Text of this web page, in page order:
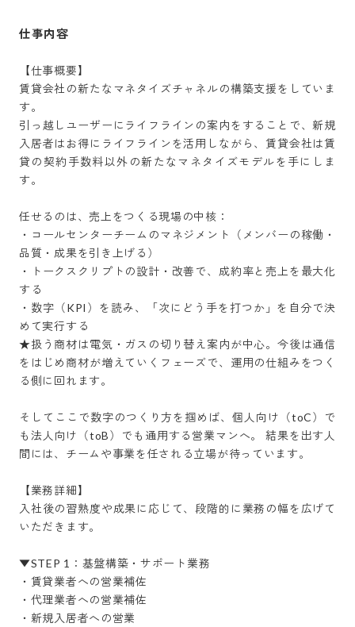
仕事内容
【仕事概要】
賃貸会社の新たなマネタイズチャネルの構築支援をしていま
す。
引っ越しユーザーにライフラインの案内をすることで、新規
入居者はお得にライフラインを活用しながら、賃貸会社は賃
貸の契約手数料以外の新たなマネタイズモデルを手にしま
す。
任せるのは、売上をつくる現場の中核：
・コールセンターチームのマネジメント（メンバーの稼働・
品質・成果を引き上げる）
・トークスクリプトの設計・改善で、成約率と売上を最大化
する
・数字（KPI）を読み、「次にどう手を打つか」を自分で決
めて実行する
★扱う商材は電気・ガスの切り替え案内が中心。今後は通信
をはじめ商材が増えていくフェーズで、運用の仕組みをつく
る側に回れます。
そしてここで数字のつくり方を掴めば、個人向け（toC）で
も法人向け（toB）でも通用する営業マンへ。 結果を出す人
間には、チームや事業を任される立場が待っています。
【業務詳細】
入社後の習熟度や成果に応じて、段階的に業務の幅を広げて
いただきます。
▼STEP 1：基盤構築・サポート業務
・賃貸業者への営業補佐
・代理業者への営業補佐
・新規入居者への営業